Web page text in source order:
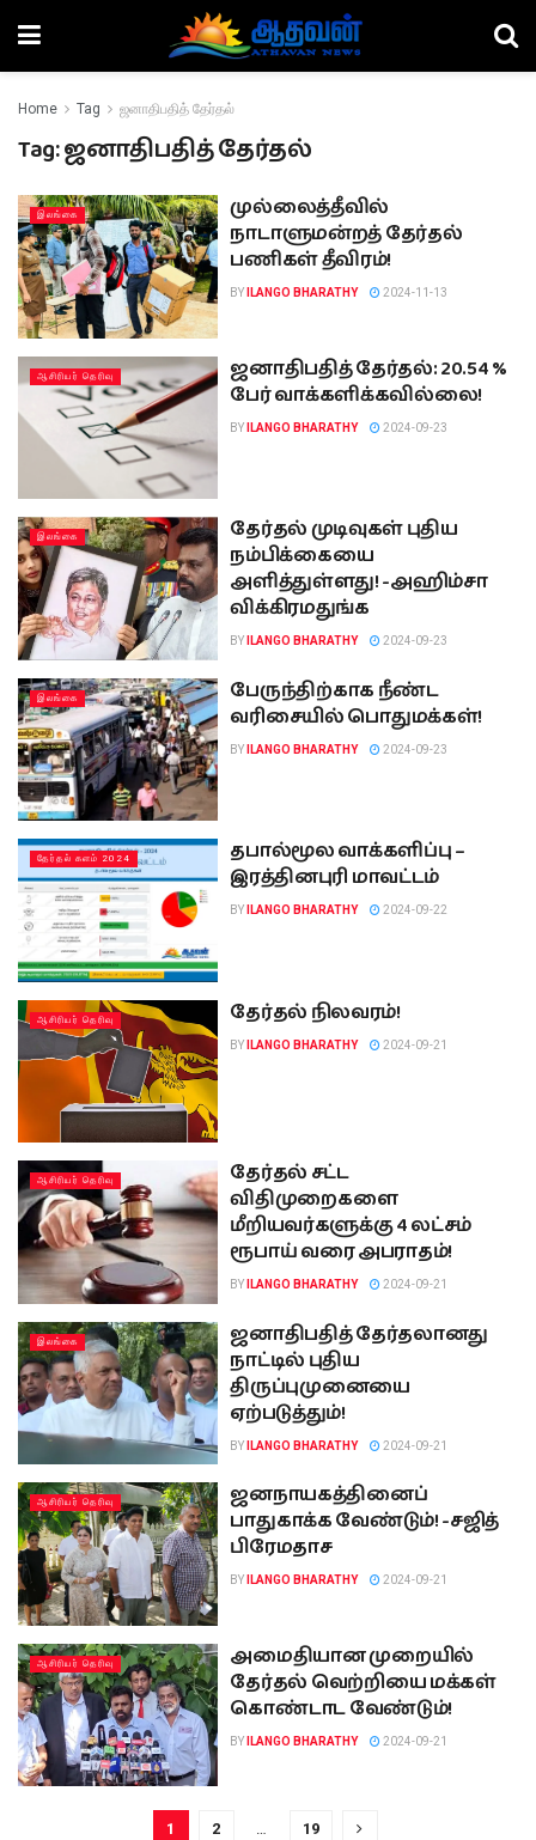
Home Tag ஜனாதிபதித் தேர்தல்
Tag:ஜனாதிபதித் தேர்தல்
இலங்கை
முல்லைத்தீவில்
நாடாளுமன்றத் தேர்தல்
பணிகள் தீவிரம்!
BY ILANGO BHARATHY 2024-11-13
ஆசிரியர் தெரிவு
ஜனாதிபதித் தேர்தல்: 20.54 %
பேர் வாக்களிக்கவில்லை!
BY ILANGO BHARATHY 2024-09-23
இலங்கை
தேர்தல் முடிவுகள் புதிய
நம்பிக்கையை
அளித்துள்ளது! -அஹிம்சா
விக்கிரமதுங்க
BY ILANGO BHARATHY 2024-09-23
இலங்கை
பேருந்திற்காக நீண்ட
வரிசையில் பொதுமக்கள்!
BY ILANGO BHARATHY 2024-09-23
தேர்தல் களம் 2024
தபால்மூல வாக்களிப்பு –
இரத்தினபுரி மாவட்டம்
BY ILANGO BHARATHY 2024-09-22
ஆசிரியர் தெரிவு தேர்தல் நிலவரம்!
BY ILANGO BHARATHY 2024-09-21
ஆசிரியர் தெரிவு
தேர்தல் சட்ட
விதிமுறைகளை
மீறியவர்களுக்கு 4 லட்சம்
ரூபாய் வரை அபராதம்!
BY ILANGO BHARATHY 2024-09-21
இலங்கை
ஜனாதிபதித் தேர்தலானது
நாட்டில் புதிய
திருப்புமுனையை
ஏற்படுத்தும்!
BY ILANGO BHARATHY 2024-09-21
ஆசிரியர் தெரிவு
ஜனநாயகத்தினைப்
பாதுகாக்க வேண்டும்! -சஜித்
பிரேமதாச
BY ILANGO BHARATHY 2024-09-21
ஆசிரியர் தெரிவு
அமைதியான முறையில்
தேர்தல் வெற்றியை மக்கள்
கொண்டாட வேண்டும்!
BY ILANGO BHARATHY 2024-09-21
1 2 … 19